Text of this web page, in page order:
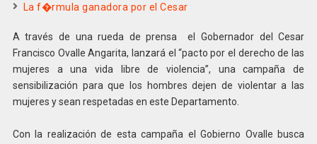
La f�rmula ganadora por el Cesar
A través de una rueda de prensa el Gobernador del Cesar
Francisco Ovalle Angarita, lanzará el “pacto por el derecho de las
mujeres a una vida libre de violencia”, una campaña de
sensibilización para que los hombres dejen de violentar a las
mujeres y sean respetadas en este Departamento.
Con la realización de esta campaña el Gobierno Ovalle busca